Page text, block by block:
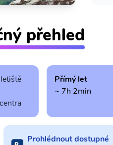
přehled
Přímý let
~ 7h 2min
Prohlédnout dostupné